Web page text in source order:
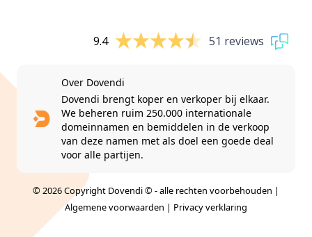
9.4 51 reviews
Over Dovendi
Dovendi brengt koper en verkoper bij elkaar.
We beheren ruim 250.000 internationale
domeinnamen en bemiddelen in de verkoop
van deze namen met als doel een goede deal
voor alle partijen.
© 2026 Copyright Dovendi © - alle rechten voorbehouden |
Algemene voorwaarden | Privacy verklaring